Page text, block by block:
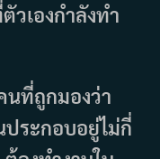
วเองกำลังทำ
นที่ถูกมองว่า
ประกอบอยู่ไม่กี่